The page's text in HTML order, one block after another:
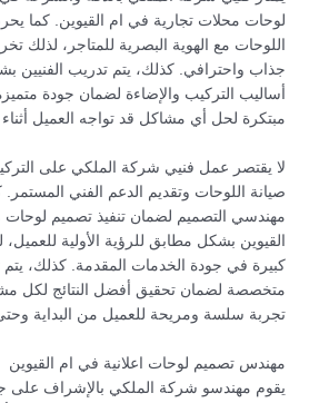
لوحات محلات تجارية في ام القيوين. كما
اللوحات مع الهوية البصرية للمتاجر،
جذاب واحترافي. كذلك، يتم تدريب
أساليب التركيب والإضاءة لضمان جودة
مبتكرة لحل أي مشاكل قد تواجه العميل أثناء
لا يقتصر عمل فنيي شركة الملكي على
صيانة اللوحات وتقديم الدعم الفني المستمر.
مهندسي التصميم لضمان تنفيذ تصميم
القيوين بشكل مطابق للرؤية الأولية
كبيرة في جودة الخدمات المقدمة. كذلك، يتم
متخصصة لضمان تحقيق أفضل النتائج لكل
تجربة سلسة ومريحة للعميل من البداية وحتى
مهندس تصميم لوحات اعلانية في ام القيوين
يقوم مهندسو شركة الملكي بالإشراف على